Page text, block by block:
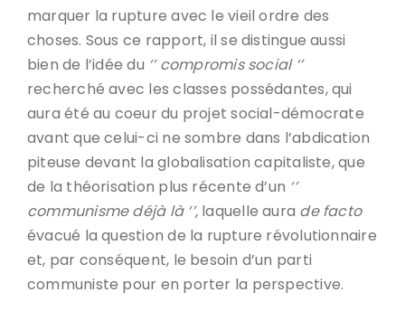
marquer la rupture avec le vieil ordre des
choses. Sous ce rapport, il se distingue aussi
bien de l’idée du ‘’ compromis social ‘’
recherché avec les classes possédantes, qui
aura été au coeur du projet social-démocrate
avant que celui-ci ne sombre dans l’abdication
piteuse devant la globalisation capitaliste, que
de la théorisation plus récente d’un ‘’
communisme déjà là ‘’,laquelle aura de facto
évacué la question de la rupture révolutionnaire
et, par conséquent, le besoin d’un parti
communiste pour en porter la perspective.